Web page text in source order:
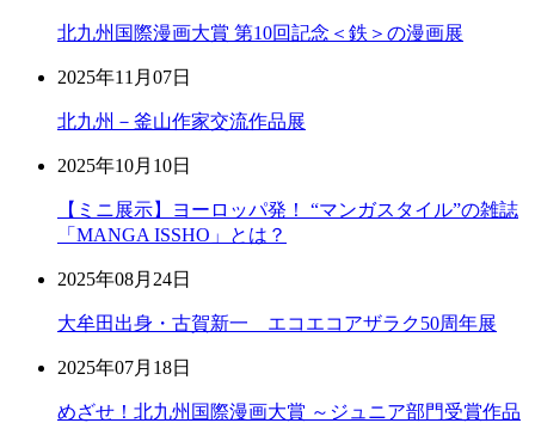
北九州国際漫画大賞 第10回記念＜鉄＞の漫画展
2025年11月07日
北九州－釜山作家交流作品展
2025年10月10日
【ミニ展示】ヨーロッパ発！ “マンガスタイル”の雑誌
「MANGA ISSHO」とは？
2025年08月24日
大牟田出身・古賀新一 エコエコアザラク50周年展
2025年07月18日
めざせ！北九州国際漫画大賞 ～ジュニア部門受賞作品